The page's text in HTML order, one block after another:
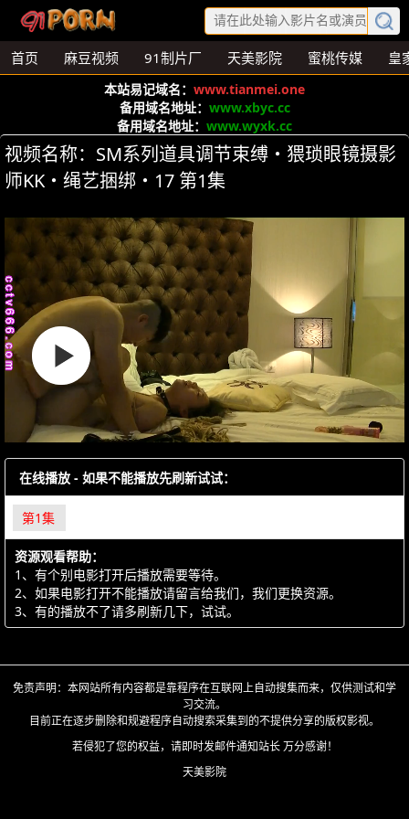
首页 麻豆视频 91制片厂 天美影院 蜜桃传媒 皇
本站易记域名： www.tianmei.one
备用域名地址： www.xbyc.cc
备用域名地址： www.wyxk.cc
视频名称：SM系列道具调节束缚・猥琐眼镜摄影
师KK・绳艺捆绑・17 第1集
在线播放 - 如果不能播放先刷新试试：
第1集
资源观看帮助：
1、有个别电影打开后播放需要等待。
2、如果电影打开不能播放请留言给我们，我们更换资源。
3、有的播放不了请多刷新几下，试试。
免责声明：本网站所有内容都是靠程序在互联网上自动搜集而来，仅供测试和学
习交流。
目前正在逐步删除和规避程序自动搜索采集到的不提供分享的版权影视。
若侵犯了您的权益，请即时发邮件通知站长 万分感谢！
天美影院